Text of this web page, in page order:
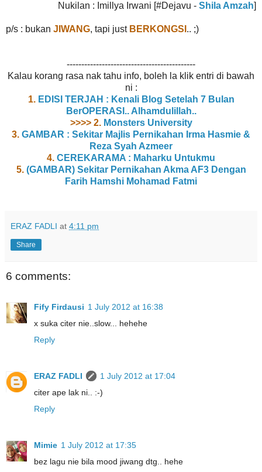
Nukilan : Imillya Irwani [#Dejavu - Shila Amzah]
p/s : bukan JIWANG, tapi just BERKONGSI .. ;)
--------------------------------------------
Kalau korang rasa nak tahu info, boleh la klik entri di bawah
ni :
1. EDISI TERJAH : Kenali Blog Setelah 7 Bulan
BerOPERASI.. Alhamdulillah..
>>>> 2. Monsters University
3. GAMBAR : Sekitar Majlis Pernikahan Irma Hasmie &
Reza Syah Azmeer
4. CEREKARAMA : Maharku Untukmu
5. (GAMBAR) Sekitar Pernikahan Akma AF3 Dengan
Farih Hamshi Mohamad Fatmi
ERAZ FADLI at 4:11 pm
Share
6 comments:
Fify Firdausi 1 July 2012 at 16:38
x suka citer nie..slow... hehehe
Reply
ERAZ FADLI
1 July 2012 at 17:04
citer ape lak ni.. :-)
Reply
Mimie 1 July 2012 at 17:35
bez lagu nie bila mood jiwang dtg.. hehe